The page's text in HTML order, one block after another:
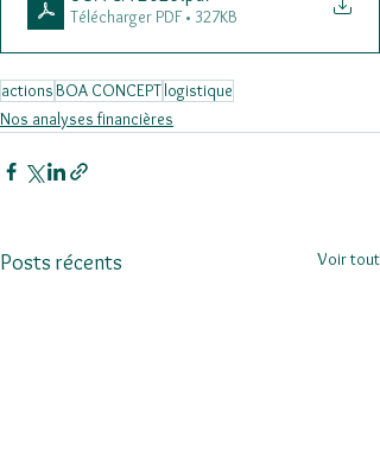
Télécharger PDF • 327KB
actionsBOA CONCEPTlogistique
Nos analyses financières
Posts récents Voir tout